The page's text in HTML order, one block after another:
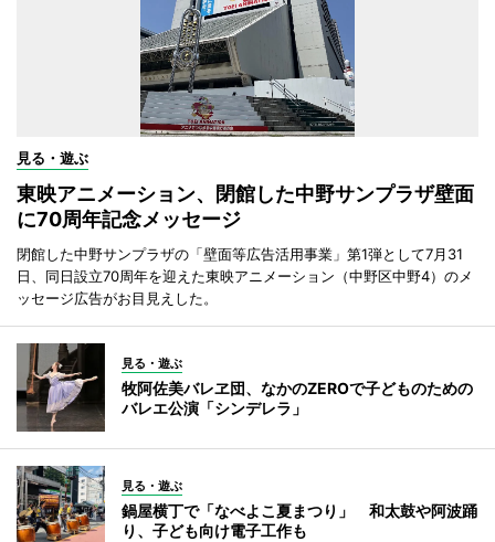
見る・遊ぶ
東映アニメーション、閉館した中野サンプラザ壁面
に70周年記念メッセージ
閉館した中野サンプラザの「壁面等広告活用事業」第1弾として7月31
日、同日設立70周年を迎えた東映アニメーション（中野区中野4）のメ
ッセージ広告がお目見えした。
見る・遊ぶ
牧阿佐美バレヱ団、なかのZEROで子どものための
バレエ公演「シンデレラ」
見る・遊ぶ
鍋屋横丁で「なべよこ夏まつり」 和太鼓や阿波踊
り、子ども向け電子工作も